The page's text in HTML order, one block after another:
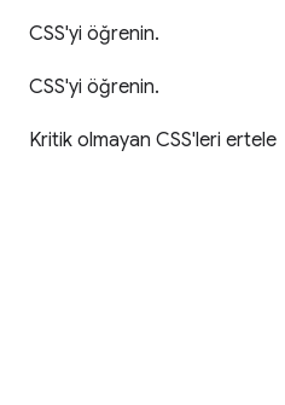
CSS'yi öğrenin.
CSS'yi öğrenin.
Kritik olmayan CSS'leri ertele